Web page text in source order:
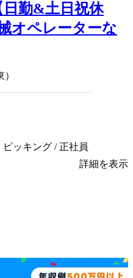
日勤&土日祝休
オペレーターな
ッキング / 正社員
詳細を表示